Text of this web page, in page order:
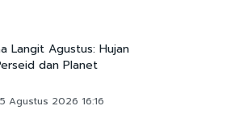
Langit Agustus: Hujan
dan Planet
Agustus 2026 16:16